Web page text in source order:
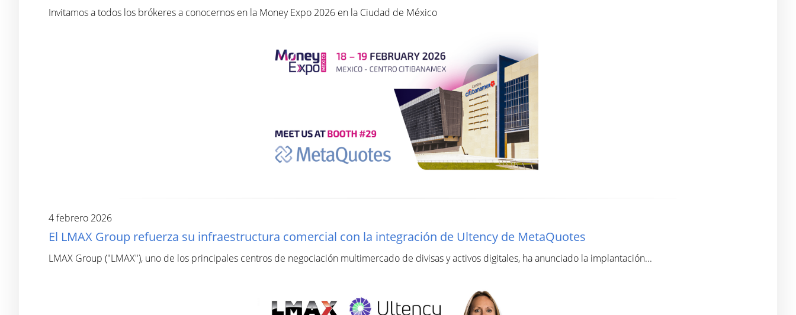
Invitamos a todos los brókeres a conocernos en la Money Expo 2026 en la Ciudad de México
4 febrero 2026
El LMAX Group refuerza su infraestructura comercial con la integración de Ultency de MetaQuotes
LMAX Group ("LMAX"), uno de los principales centros de negociación multimercado de divisas y activos digitales, ha anunciado la implantación...